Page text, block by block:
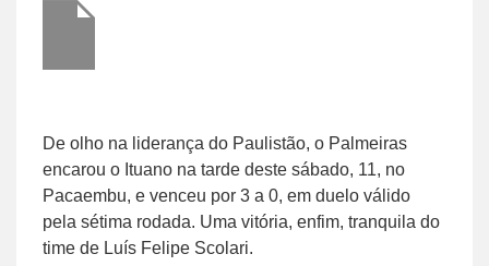
De olho na liderança do Paulistão, o Palmeiras
encarou o Ituano na tarde deste sábado, 11, no
Pacaembu, e venceu por 3 a 0, em duelo válido
pela sétima rodada. Uma vitória, enfim, tranquila do
time de Luís Felipe Scolari.